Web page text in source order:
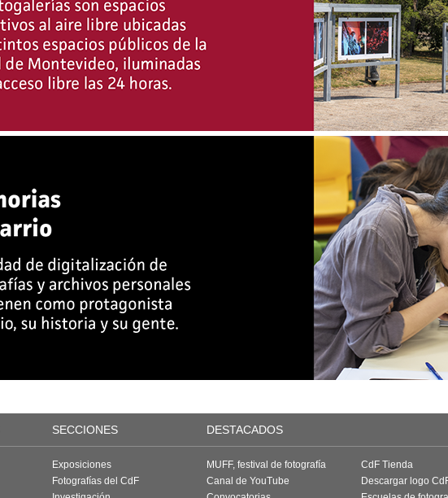
SECCIONES DESTACADOS
Exposiciones
Fotografías del CdF
MUFF, festival de fotografía
Canal de YouTube
CdF Tienda
Descargar logo